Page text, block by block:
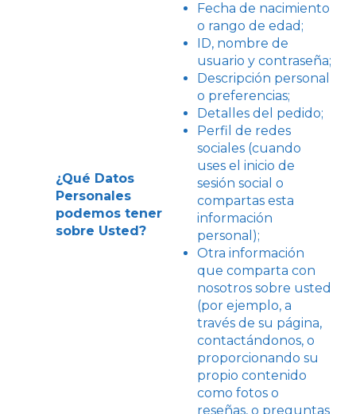
¿Qué Datos
Personales
podemos tener
sobre Usted?
Fecha de nacimiento
o rango de edad;
ID, nombre de
usuario y contraseña;
Descripción personal
o preferencias;
Detalles del pedido;
Perfil de redes
sociales (cuando
uses el inicio de
sesión social o
compartas esta
información
personal);
Otra información
que comparta con
nosotros sobre usted
(por ejemplo, a
través de su página,
contactándonos, o
proporcionando su
propio contenido
como fotos o
reseñas, o preguntas